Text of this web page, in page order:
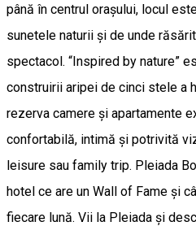
până în centrul orașului, locul
sunetele naturii și de unde
spectacol. “Inspired by nature”
construirii aripei de cinci stele a
rezerva camere și apartamente
confortabilă, intimă și potrivită
leisure sau family trip. Pleiada
hotel ce are un Wall of Fame și
fiecare lună. Vii la Pleiada și